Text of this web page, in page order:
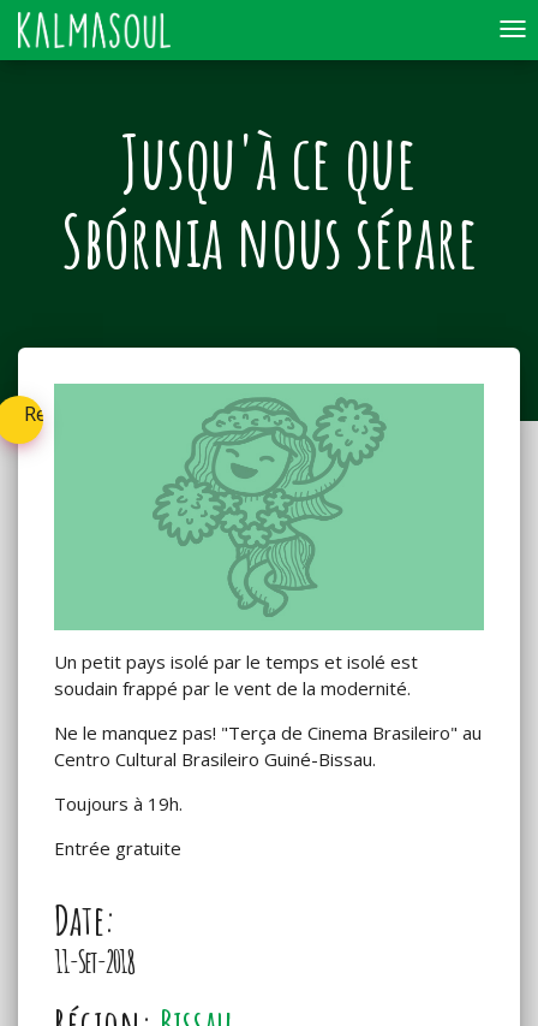
Jusqu'à ce que
Sbórnia nous sépare
Retournez
Un petit pays isolé par le temps et isolé est
soudain frappé par le vent de la modernité.
Ne le manquez pas! "Terça de Cinema Brasileiro" au
Centro Cultural Brasileiro Guiné-Bissau.
Toujours à 19h.
Entrée gratuite
Date:
11-Set-2018